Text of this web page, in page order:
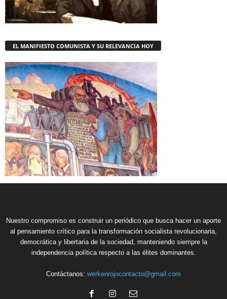
EL MANIFIESTO COMUNISTA Y SU RELEVANCIA HOY
Nuestro compromiso es construir un periódico que busca hacer un aporte
al pensamiento crítico para la transformación socialista revolucionaria,
democrática y libertaria de la sociedad, manteniendo siempre la
independencia política respecto a las élites dominantes.
Contáctanos: werkenrojocontacto@gmail.com